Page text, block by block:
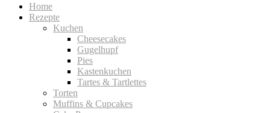
Home
Rezepte
Kuchen
Cheesecakes
Gugelhupf
Pies
Kastenkuchen
Tartes & Tartlettes
Torten
Muffins & Cupcakes